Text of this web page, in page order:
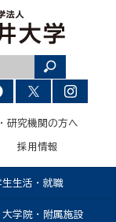
研究機関の方へ
採用情報
生生活・就職
大学院・附属施設